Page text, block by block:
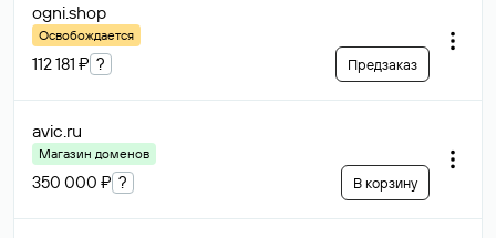
ogni.shop
Освобождается
112 181 ₽ ? Предзаказ
avic.ru
Магазин доменов
350 000 ₽ ? В корзину